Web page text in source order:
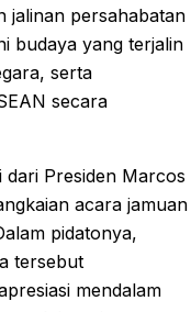
jalinan persahabatan
budaya yang terjalin
serta
secara
dari Presiden Marcos
acara jamuan
pidatonya,
tersebut
mendalam